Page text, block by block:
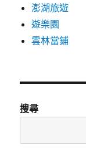
澎湖旅遊
遊樂園
雲林當鋪
搜尋